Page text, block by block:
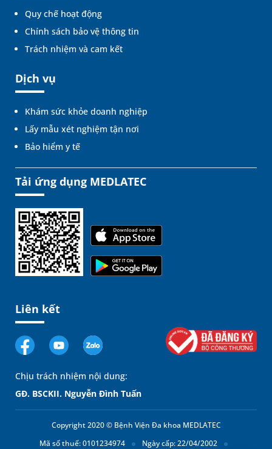
Quy chế hoạt động
Chính sách bảo vệ thông tin
Trách nhiệm và cam kết
Dịch vụ
Khám sức khỏe doanh nghiệp
Lấy mẫu xét nghiệm tận nơi
Bảo hiểm y tế
Tải ứng dụng MEDLATEC
Liên kết
Chịu trách nhiệm nội dung:
GĐ. BSCKII. Nguyễn Đình Tuấn
Copyright 2020 © Bệnh Viện Đa khoa MEDLATEC
Mã số thuế: 0101234974
Ngày cấp: 22/04/2002